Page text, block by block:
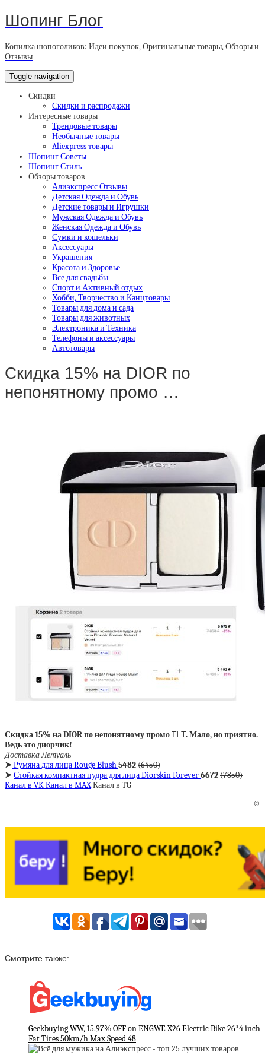
Шопинг Блог
Копилка шопоголиков: Идеи покупок, Оригинальные товары, Обзоры и
Отзывы
Toggle navigation
Скидки
Скидки и распродажи
Интересные товары
Трендовые товары
Необычные товары
Aliexpress товары
Шопинг Советы
Шопинг Стиль
Обзоры товаров
Алиэкспресс Отзывы
Детская Одежда и Обувь
Детские товары и Игрушки
Мужская Одежда и Обувь
Женская Одежда и Обувь
Сумки и кошельки
Аксессуары
Украшения
Красота и Здоровье
Все для свадьбы
Спорт и Активный отдых
Хобби, Творчество и Канцтовары
Товары для дома и сада
Товары для животных
Электроника и Техника
Телефоны и аксессуары
Автотовары
Скидка 15% на DIOR по
непонятному промо …
Скидка 15% на DIOR по непонятному промоTLT. Мало, но приятно.
Ведь это диорчик!
Доставка Летуаль
➤Румяна для лица Rouge Blush5482(6450)
➤Стойкая компактная пудра для лица Diorskin Forever6672(7850)
Канал в VKКанал в MAXКанал в TG
©
Смотрите также:
Geekbuying WW, 15.97% OFF on ENGWE X26 Electric Bike 26*4 inch
Fat Tires 50km/h Max Speed 48